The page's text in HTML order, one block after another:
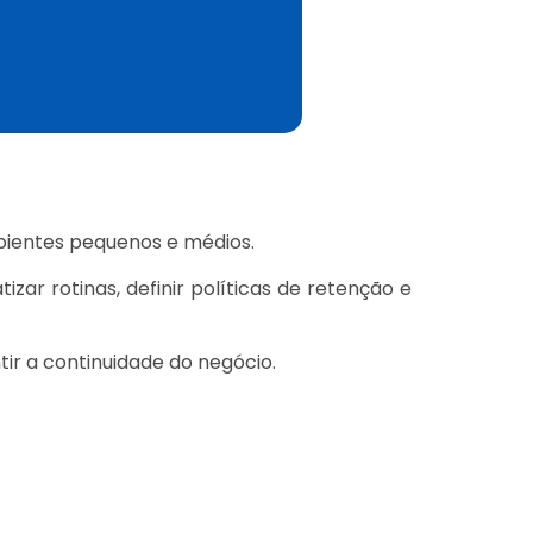
pequenos e médios.
rotinas, definir políticas de retenção e
a continuidade do negócio.